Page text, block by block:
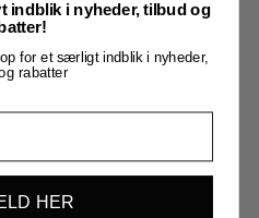
indblik i nyheder, tilbud og
for et særligt indblik i nyheder,
rabatter
HER